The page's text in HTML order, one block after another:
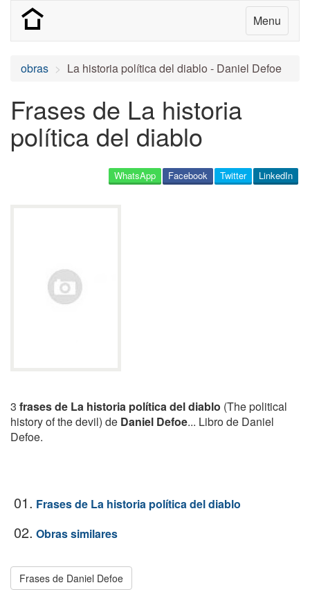
Menu
obras La historia política del diablo - Daniel Defoe
Frases de La historia
política del diablo
LinkedIn
Twitter
Facebook
WhatsApp
3 frases de La historia política del diablo (The political
history of the devil) de Daniel Defoe... Libro de Daniel
Defoe.
01. Frases de La historia política del diablo
02. Obras similares
Frases de Daniel Defoe